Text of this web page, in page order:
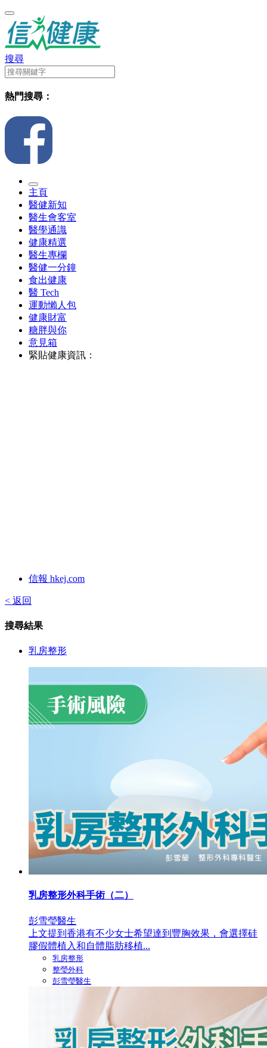
搜尋
熱門搜尋：
主頁
醫健新知
醫生會客室
醫學通識
健康精選
醫生專欄
醫健一分鐘
食出健康
醫 Tech
運動懶人包
健康財富
糖胖與你
意見箱
緊貼健康資訊：
信報 hkej.com
< 返回
搜尋結果
乳房整形
乳房整形外科手術（二）
彭雪瑩醫生
上文提到香港有不少女士希望達到豐胸效果，會選擇硅
膠假體植入和自體脂肪移植...
乳房整形
整瑩外科
彭雪瑩醫生